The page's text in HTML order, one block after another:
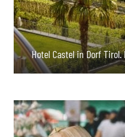
Hotel Castel in Dorf Tirol.